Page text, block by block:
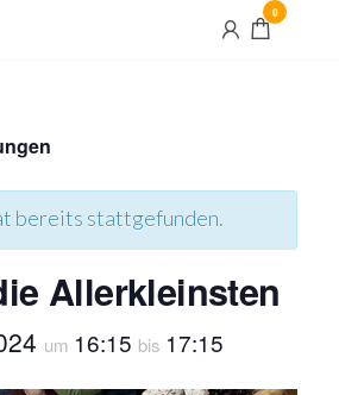
0
bereits stattgefunden.
Allerkleinsten
um 16:15 bis 17:15